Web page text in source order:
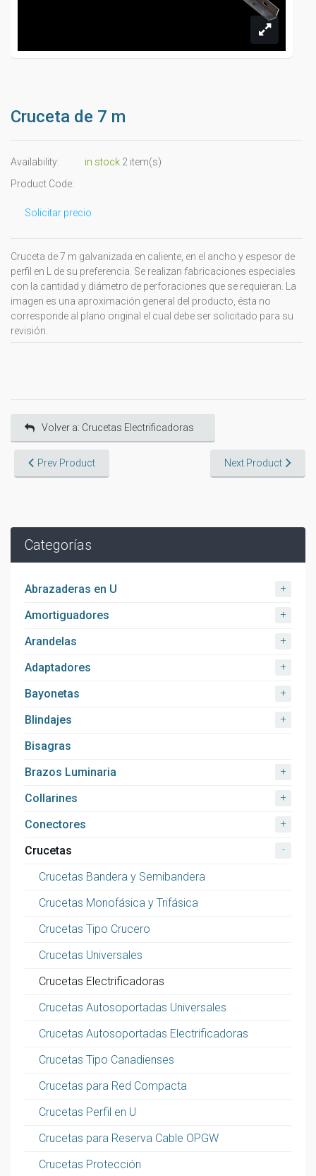
Cruceta de 7 m
Availability: in stock 2 item(s)
Product Code:
Solicitar precio
Cruceta de 7 m galvanizada en caliente, en el ancho y espesor de
perfil en L de su preferencia. Se realizan fabricaciones especiales
con la cantidad y diámetro de perforaciones que se requieran. La
imagen es una aproximación general del producto, ésta no
corresponde al plano original el cual debe ser solicitado para su
revisión.
Volver a: Crucetas Electrificadoras
Prev Product Next Product
Categorías
Abrazaderas en U +
Amortiguadores +
Arandelas +
Adaptadores +
Bayonetas +
Blindajes +
Bisagras
Brazos Luminaria
+
Collarines +
Conectores +
Crucetas -
Crucetas Bandera y Semibandera
Crucetas Monofásica y Trifásica
Crucetas Tipo Crucero
Crucetas Universales
Crucetas Electrificadoras
Crucetas Autosoportadas Universales
Crucetas Autosoportadas Electrificadoras
Crucetas Tipo Canadienses
Crucetas para Red Compacta
Crucetas Perfil en U
Crucetas para Reserva Cable OPGW
Crucetas Protección